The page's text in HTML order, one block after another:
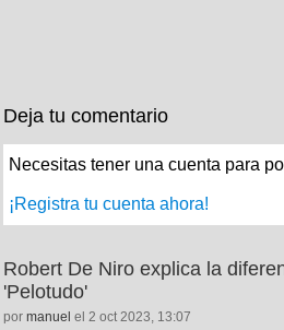
Deja tu comentario
Necesitas tener una cuenta para
¡Registra tu cuenta ahora!
Robert De Niro explica la
'Pelotudo'
por manuel el 2 oct 2023, 13:07